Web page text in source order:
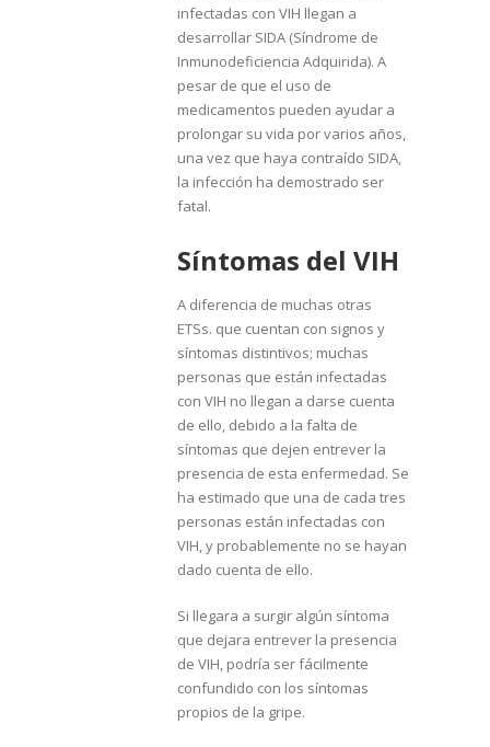
infectadas con VIH llegan a
desarrollar SIDA (Síndrome de
Inmunodeficiencia Adquirida). A
pesar de que el uso de
medicamentos pueden ayudar a
prolongar su vida por varios años,
una vez que haya contraído SIDA,
la infección ha demostrado ser
fatal.
Síntomas del VIH
A diferencia de muchas otras
ETSs. que cuentan con signos y
síntomas distintivos; muchas
personas que están infectadas
con VIH no llegan a darse cuenta
de ello, debido a la falta de
síntomas que dejen entrever la
presencia de esta enfermedad. Se
ha estimado que una de cada tres
personas están infectadas con
VIH, y probablemente no se hayan
dado cuenta de ello.
Si llegara a surgir algún síntoma
que dejara entrever la presencia
de VIH, podría ser fácilmente
confundido con los síntomas
propios de la gripe.